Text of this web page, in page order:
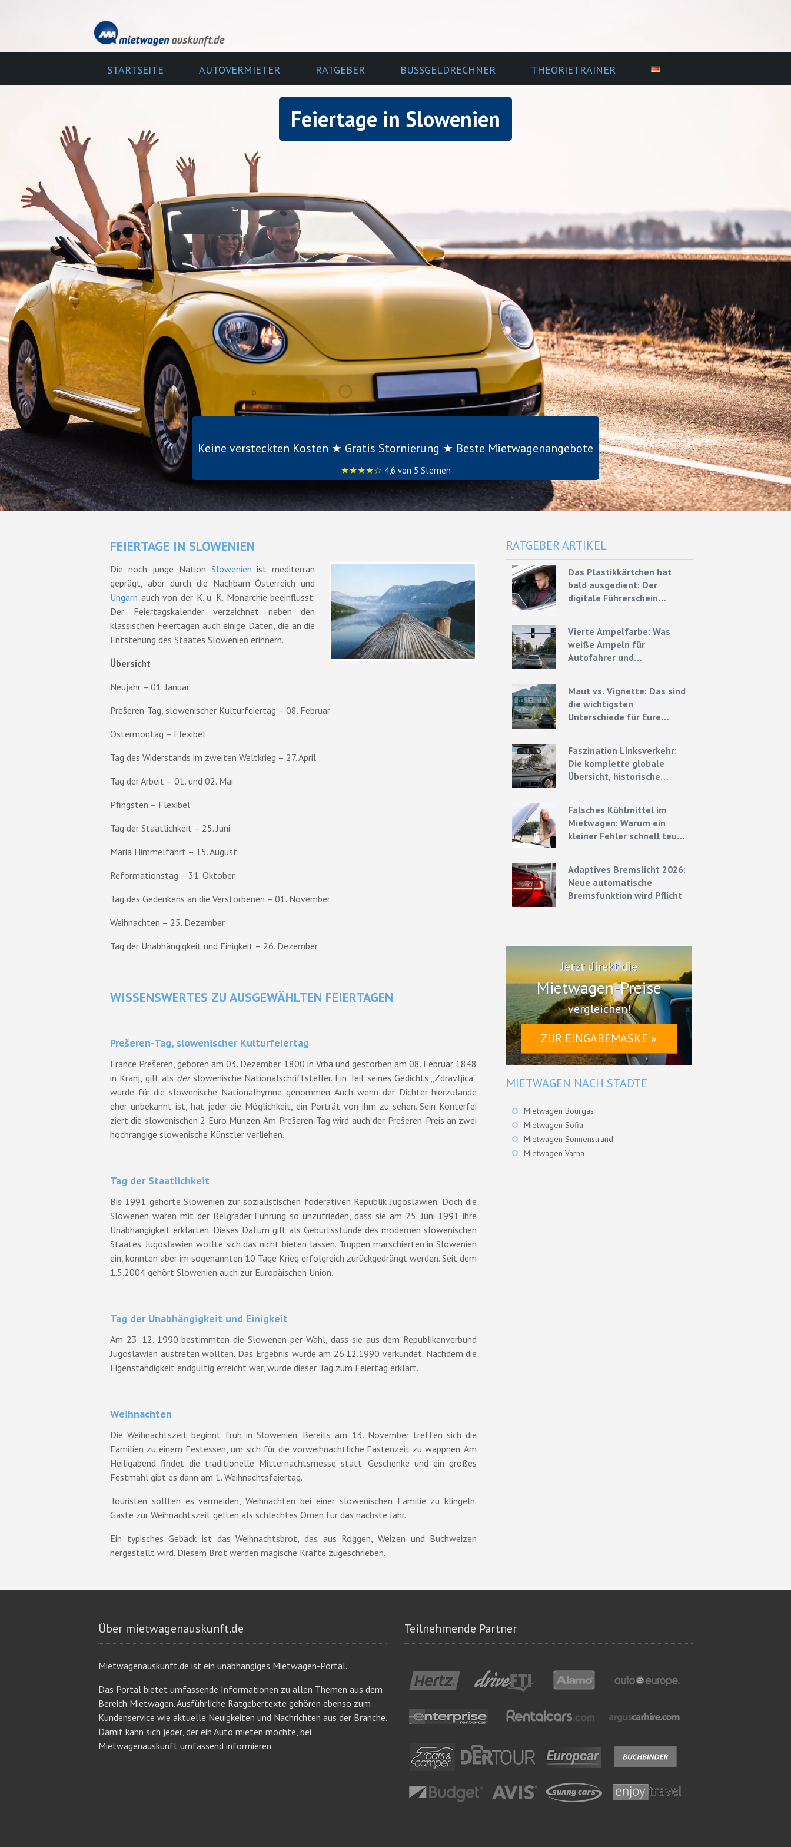
STARTSEITE AUTOVERMIETER RATGEBER BUSSGELDRECHNER THEORIETRAINER
Feiertage in Slowenien
Keine versteckten Kosten ★ Gratis Stornierung ★ Beste Mietwagenangebote
★★★★☆ 4,6 von 5 Sternen
FEIERTAGE IN SLOWENIEN
Die noch junge Nation Slowenien ist mediterran
geprägt, aber durch die Nachbarn Österreich und
Ungarn auch von der K. u. K. Monarchie beeinflusst.
Der Feiertagskalender verzeichnet neben den
klassischen Feiertagen auch einige Daten, die an die
Entstehung des Staates Slowenien erinnern.
Übersicht
Neujahr – 01. Januar
Prešeren-Tag, slowenischer Kulturfeiertag – 08. Februar
Ostermontag – Flexibel
Tag des Widerstands im zweiten Weltkrieg – 27. April
Tag der Arbeit – 01. und 02. Mai
Pfingsten – Flexibel
Tag der Staatlichkeit – 25. Juni
Mariä Himmelfahrt – 15. August
Reformationstag – 31. Oktober
Tag des Gedenkens an die Verstorbenen – 01. November
Weihnachten – 25. Dezember
Tag der Unabhängigkeit und Einigkeit – 26. Dezember
WISSENSWERTES ZU AUSGEWÄHLTEN FEIERTAGEN
Prešeren-Tag, slowenischer Kulturfeiertag
France Prešeren, geboren am 03. Dezember 1800 in Vrba und gestorben am 08. Februar 1848
in Kranj, gilt als derslowenische Nationalschriftsteller. Ein Teil seines Gedichts „Zdravljica“
wurde für die slowenische Nationalhymne genommen. Auch wenn der Dichter hierzulande
eher unbekannt ist, hat jeder die Möglichkeit, ein Porträt von ihm zu sehen. Sein Konterfei
ziert die slowenischen 2 Euro Münzen. Am Prešeren-Tag wird auch der Prešeren-Preis an zwei
hochrangige slowenische Künstler verliehen.
Tag der Staatlichkeit
Bis 1991 gehörte Slowenien zur sozialistischen föderativen Republik Jugoslawien. Doch die
Slowenen waren mit der Belgrader Führung so unzufrieden, dass sie am 25. Juni 1991 ihre
Unabhängigkeit erklärten. Dieses Datum gilt als Geburtsstunde des modernen slowenischen
Staates. Jugoslawien wollte sich das nicht bieten lassen. Truppen marschierten in Slowenien
ein, konnten aber im sogenannten 10 Tage Krieg erfolgreich zurückgedrängt werden. Seit dem
1.5.2004 gehört Slowenien auch zur Europäischen Union.
Tag der Unabhängigkeit und Einigkeit
Am 23. 12. 1990 bestimmten die Slowenen per Wahl, dass sie aus dem Republikenverbund
Jugoslawien austreten wollten. Das Ergebnis wurde am 26.12.1990 verkündet. Nachdem die
Eigenständigkeit endgültig erreicht war, wurde dieser Tag zum Feiertag erklärt.
Weihnachten
Die Weihnachtszeit beginnt früh in Slowenien. Bereits am 13. November treffen sich die
Familien zu einem Festessen, um sich für die vorweihnachtliche Fastenzeit zu wappnen. Am
Heiligabend findet die traditionelle Mitternachtsmesse statt. Geschenke und ein großes
Festmahl gibt es dann am 1. Weihnachtsfeiertag.
Touristen sollten es vermeiden, Weihnachten bei einer slowenischen Familie zu klingeln.
Gäste zur Weihnachtszeit gelten als schlechtes Omen für das nächste Jahr.
Ein typisches Gebäck ist das Weihnachtsbrot, das aus Roggen, Weizen und Buchweizen
hergestellt wird. Diesem Brot werden magische Kräfte zugeschrieben.
RATGEBER ARTIKEL
Das Plastikkärtchen hat
bald ausgedient: Der
digitale Führerschein
Vierte Ampelfarbe: Was
weiße Ampeln für
Autofahrer und
Maut vs. Vignette: Das sind
die wichtigsten
Unterschiede für Eure
Faszination Linksverkehr:
Die komplette globale
Übersicht, historische
Falsches Kühlmittel im
Mietwagen: Warum ein
kleiner Fehler schnell teuer
Adaptives Bremslicht 2026:
Neue automatische
Bremsfunktion wird Pflicht
Jetzt direkt die
Mietwagen-Preise
vergleichen!
ZUR EINGABEMASKE »
MIETWAGEN NACH STÄDTE
Mietwagen Bourgas
Mietwagen Sofia
Mietwagen Sonnenstrand
Mietwagen Varna
Über mietwagenauskunft.de
Mietwagenauskunft.de ist ein unabhängiges Mietwagen-Portal.
Das Portal bietet umfassende Informationen zu allen Themen aus dem
Bereich Mietwagen. Ausführliche Ratgebertexte gehören ebenso zum
Kundenservice wie aktuelle Neuigkeiten und Nachrichten aus der Branche.
Damit kann sich jeder, der ein Auto mieten möchte, bei
Mietwagenauskunft umfassend informieren.
Teilnehmende Partner